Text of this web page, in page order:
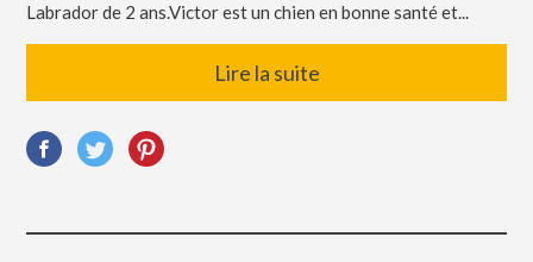
Labrador de 2 ans.Victor est un chien en bonne santé et...
Lire la suite